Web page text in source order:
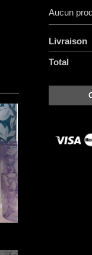
Aucun
Livraison
Total